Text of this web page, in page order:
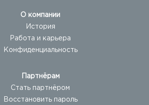
О компании
История
Работа и карьера
Конфиденциальность
Партнёрам
Стать партнёром
Восстановить пароль